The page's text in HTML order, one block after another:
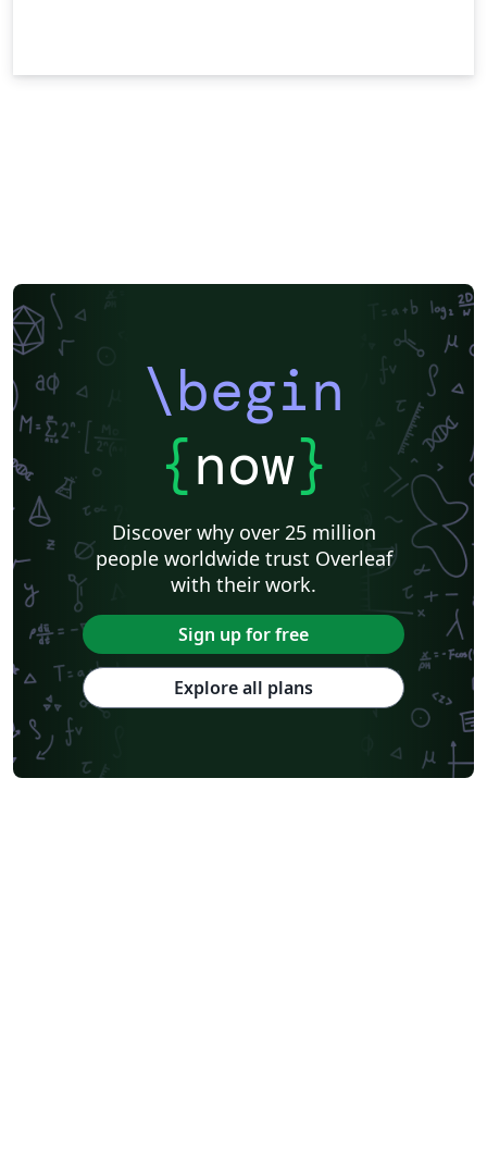
\begin
{now}
Discover why over 25 million
people worldwide trust Overleaf
with their work.
Sign up for free
Explore all plans